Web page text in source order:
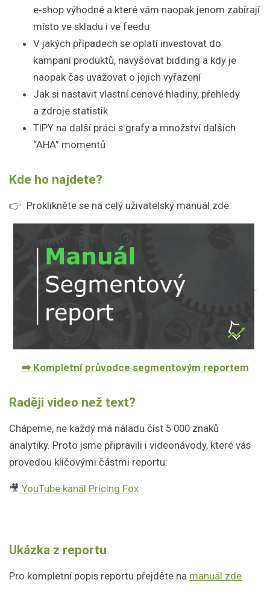
e‑shop výhodné a které vám naopak jenom zabírají
místo ve skladu i ve feedu
V jakých případech se oplatí investovat do
kampaní produktů, navyšovat bidding a kdy je
naopak čas uvažovat o jejich vyřazení
Jak si nastavit vlastní cenové hladiny, přehledy
a zdroje statistik
TIPY na další práci s grafy a množství dalších
“AHA” momentů
Kde ho najdete?
👉 Proklikněte se na celý uživatelský manuál zde:
➡️ Kompletní průvodce segmentovým reportem
Raději video než text?
Chápeme, ne každý má náladu číst 5 000 znaků
analytiky. Proto jsme připravili i videonávody, které vás
provedou klíčovými částmi reportu:
🎥 YouTube kanál Pricing Fox
Ukázka z reportu
Pro kompletní popis reportu přejděte na manuál zde